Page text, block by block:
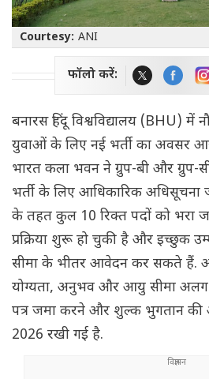
Courtesy: ANI
फॉलो करें:
बनारस हिंदू विश्वविद्यालय (BHU) में
युवाओं के लिए नई भर्ती का अवसर
भारत कला भवन ने ग्रुप-बी और ग्रुप-
भर्ती के लिए आधिकारिक अधिसूचना
के तहत कुल 10 रिक्त पदों को भरा
प्रक्रिया शुरू हो चुकी है और इच्छुक
सीमा के भीतर आवेदन कर सकते हैं.
योग्यता, अनुभव और आयु सीमा
पत्र जमा करने और शुल्क भुगतान की
2026 रखी गई है.